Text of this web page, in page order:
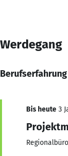
Werdegang
Bis heute 3